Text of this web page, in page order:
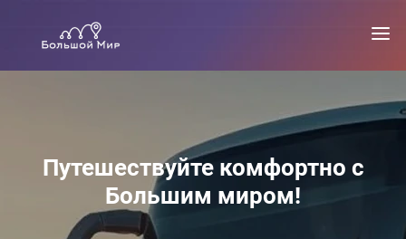
Путешествуйте комфортно с
Большим миром!